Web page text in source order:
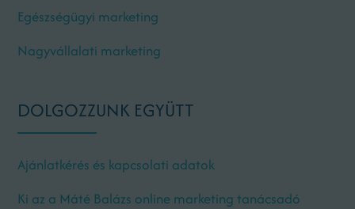
Egészségügyi marketing
Nagyvállalati marketing
DOLGOZZUNK EGYÜTT
Ajánlatkérés és kapcsolati adatok
Ki az a Máté Balázs online marketing tanácsadó